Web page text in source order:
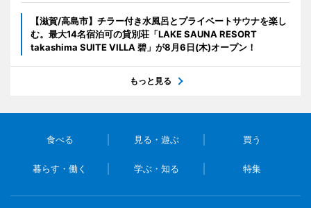
【滋賀/高島市】チラー付き水風呂とプライベートサウナを楽し
む。最大14名宿泊可の貸別荘「LAKE SAUNA RESORT
takashima SUITE VILLA 碧」が8月6日(木)オープン！
もっと見る
食べる 見る・遊ぶ 買う
暮らす・働く 学ぶ・知る 特集